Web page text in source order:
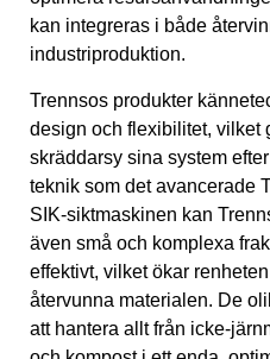
kan integreras i både
industriproduktion.
Trennsos produkter
design och flexibilitet, vilket
skräddarsy sina system
teknik som det avancerade
SIK-siktmaskinen kan
även små och komplexa
effektivt, vilket ökar
återvunna materialen. De
att hantera allt från icke-